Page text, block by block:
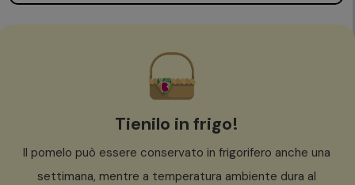
Tienilo in frigo!
Il pomelo può essere conservato in frigorifero anche una
settimana, mentre a temperatura ambiente dura al